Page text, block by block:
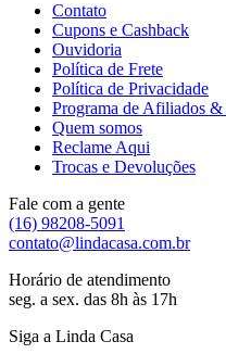
Contato
Cupons e Cashback
Ouvidoria
Política de Frete
Política de Privacidade
Programa de Afiliados
Quem somos
Reclame Aqui
Trocas e Devoluções
Fale com a gente
(16) 98208-5091
contato@lindacasa.com.br
Horário de atendimento
seg. a sex. das 8h às 17h
Siga a Linda Casa